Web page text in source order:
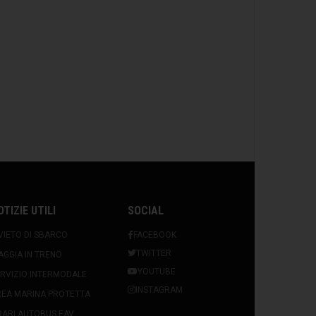
UTILI
DI SBARCO
IN TRENO
INTERMODALE
MARINA PROTETTA
AUTOBUS EAV
SOCIAL
FACEBOOK
TWITTER
YOUTUBE
INSTAGRAM